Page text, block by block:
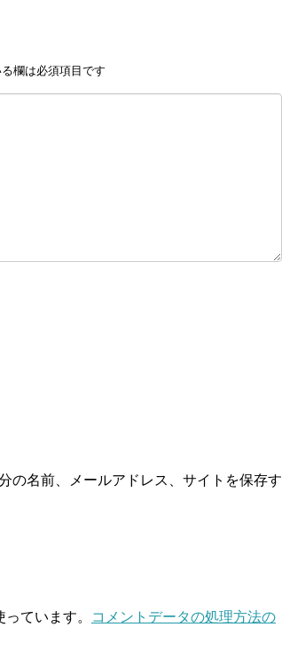
欄は必須項目です
の名前、メールアドレス、サイトを保存す
ています。
コメントデータの処理方法の